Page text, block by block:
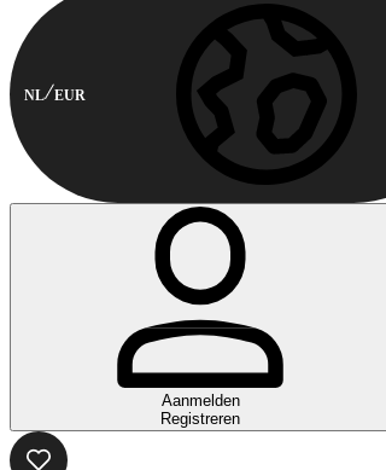
NL EUR
Aanmelden
Registreren